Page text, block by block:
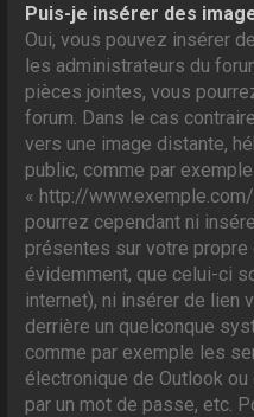
Puis-je insérer des
Oui, vous pouvez insérer
les administrateurs du
pièces jointes, vous
forum. Dans le cas
vers une image distante,
public, comme par exemple
« http://
pourrez cependant ni
présentes sur votre propre
évidemment, que celui-ci
internet), ni insérer de lien
derrière un quelconque
comme par exemple les
électronique de Outlook
par un mot de passe, etc.